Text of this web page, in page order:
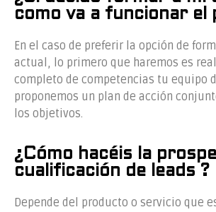
como va a funcionar el
En el caso de preferir la opción de
actual, lo primero que haremos es
completo de competencias tu equipo
proponemos un plan de acción
los objetivos.
¿Cómo hacéis la
cualificación de leads ?
Depende del producto o servicio que